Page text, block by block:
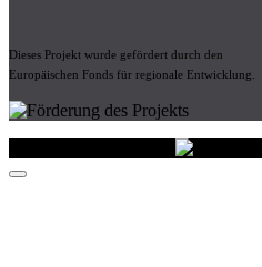
Dieses Projekt wurde gefördert durch den
Europäischen Fonds für regionale Entwicklung.